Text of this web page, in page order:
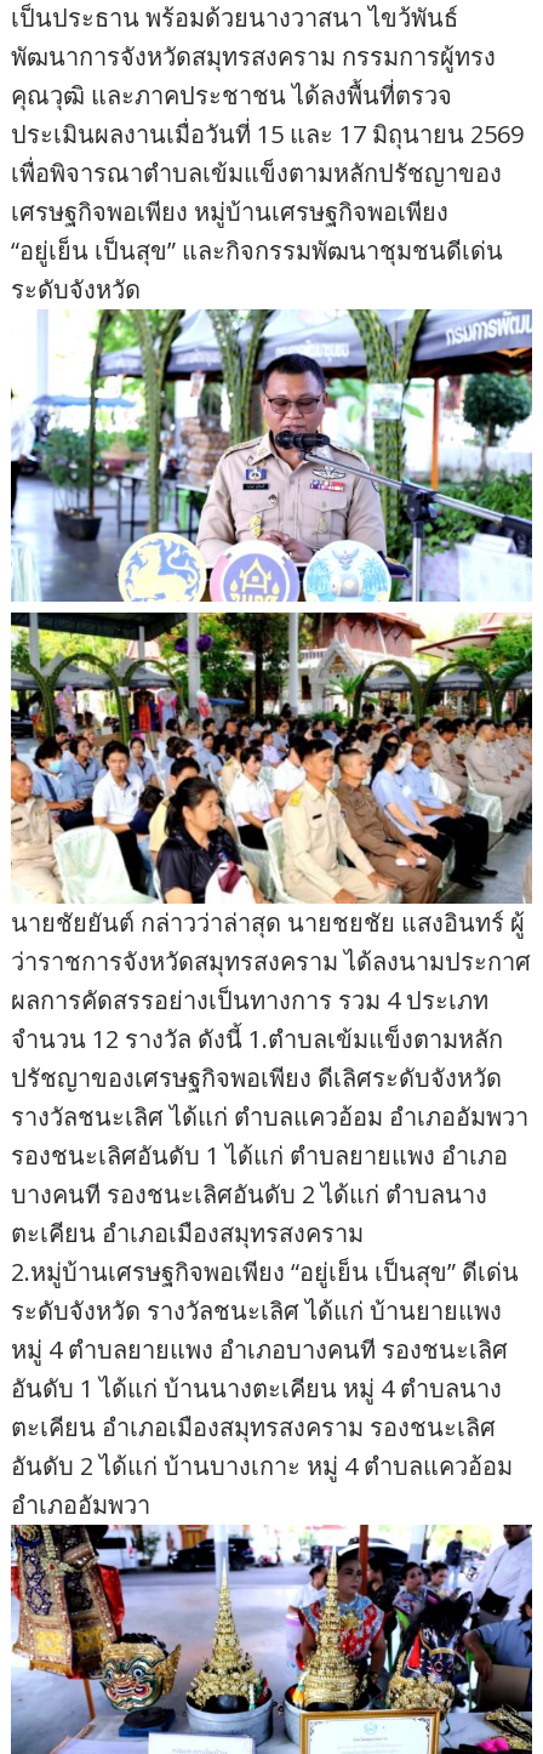
เป็นประธาน พร้อมด้วยนางวาสนา ไขว้พันธ์
พัฒนาการจังหวัดสมุทรสงคราม กรรมการผู้ทรง
คุณวุฒิ และภาคประชาชน ได้ลงพื้นที่ตรวจ
ประเมินผลงานเมื่อวันที่ 15 และ 17 มิถุนายน 2569
เพื่อพิจารณาตำบลเข้มแข็งตามหลักปรัชญาของ
เศรษฐกิจพอเพียง หมู่บ้านเศรษฐกิจพอเพียง
“อยู่เย็น เป็นสุข” และกิจกรรมพัฒนาชุมชนดีเด่น
ระดับจังหวัด
นายชัยยันต์ กล่าวว่าล่าสุด นายชยชัย แสงอินทร์ ผู้
ว่าราชการจังหวัดสมุทรสงคราม ได้ลงนามประกาศ
ผลการคัดสรรอย่างเป็นทางการ รวม 4 ประเภท
จำนวน 12 รางวัล ดังนี้ 1.ตำบลเข้มแข็งตามหลัก
ปรัชญาของเศรษฐกิจพอเพียง ดีเลิศระดับจังหวัด
รางวัลชนะเลิศ ได้แก่ ตำบลแควอ้อม อำเภออัมพวา
รองชนะเลิศอันดับ 1 ได้แก่ ตำบลยายแพง อำเภอ
บางคนที รองชนะเลิศอันดับ 2 ได้แก่ ตำบลนาง
ตะเคียน อำเภอเมืองสมุทรสงคราม
2.หมู่บ้านเศรษฐกิจพอเพียง “อยู่เย็น เป็นสุข” ดีเด่น
ระดับจังหวัด รางวัลชนะเลิศ ได้แก่ บ้านยายแพง
หมู่ 4 ตำบลยายแพง อำเภอบางคนที รองชนะเลิศ
อันดับ 1 ได้แก่ บ้านนางตะเคียน หมู่ 4 ตำบลนาง
ตะเคียน อำเภอเมืองสมุทรสงคราม รองชนะเลิศ
อันดับ 2 ได้แก่ บ้านบางเกาะ หมู่ 4 ตำบลแควอ้อม
อำเภออัมพวา